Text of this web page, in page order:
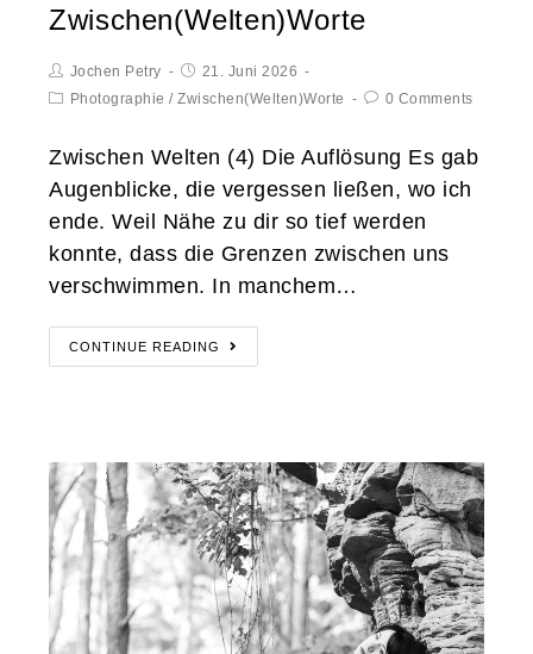
Zwischen(Welten)Worte
Jochen Petry
21. Juni 2026
Photographie /Zwischen(Welten)Worte 0 Comments
Zwischen Welten (4) Die Auflösung Es gab
Augenblicke, die vergessen ließen, wo ich
ende. Weil Nähe zu dir so tief werden
konnte, dass die Grenzen zwischen uns
verschwimmen. In manchem…
CONTINUE READING